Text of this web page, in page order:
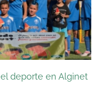
deporte en Alginet